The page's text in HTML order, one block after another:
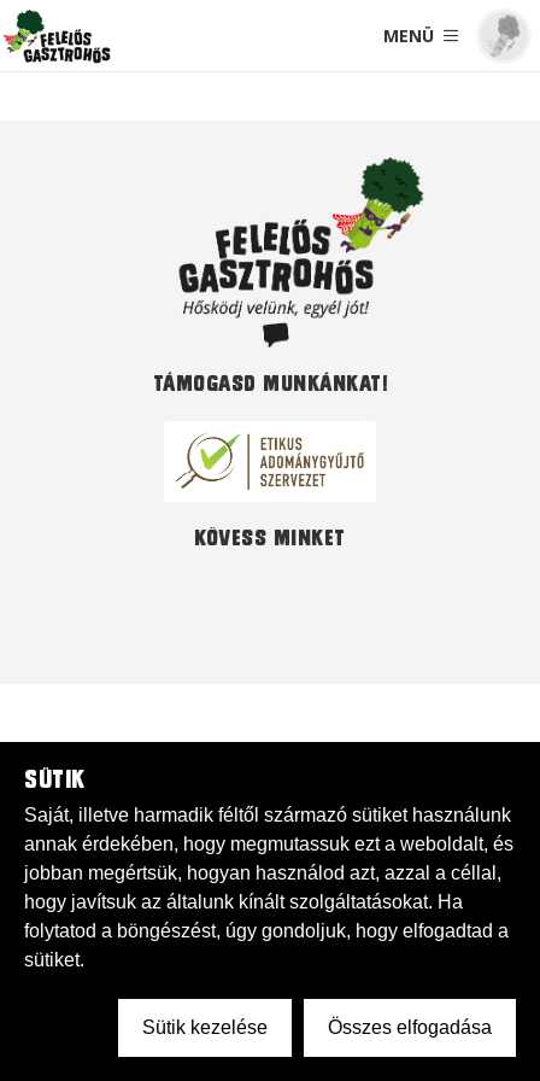
MENÜ
Támogasd munkánkat!
Kövess minket
Sütik
Saját, illetve harmadik féltől származó sütiket használunk
annak érdekében, hogy megmutassuk ezt a weboldalt, és
jobban megértsük, hogyan használod azt, azzal a céllal,
hogy javítsuk az általunk kínált szolgáltatásokat. Ha
folytatod a böngészést, úgy gondoljuk, hogy elfogadtad a
sütiket.
Sütik kezelése Összes elfogadása